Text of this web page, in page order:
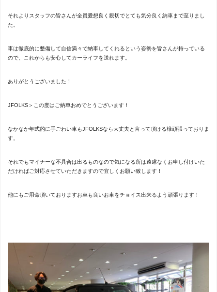
それよりスタッフの皆さんが全員愛想良く親切でとても気分良く納車まで至りまし
た。
車は徹底的に整備して自信満々で納車してくれるという姿勢を皆さんが持っている
ので、これからも安心してカーライフを送れます。
ありがとうございました！
JFOLKS＞この度はご納車おめでとうございます！
なかなか年式的に手ごわい車もJFOLKSなら大丈夫と言って頂ける様頑張っておりま
す。
それでもマイナーな不具合は出るものなので気になる所は遠慮なくお申し付けいた
だければご対応させていただきますので宜しくお願い致します！
他にもご用命頂いておりますお車も良いお車をチョイス出来るよう頑張ります！